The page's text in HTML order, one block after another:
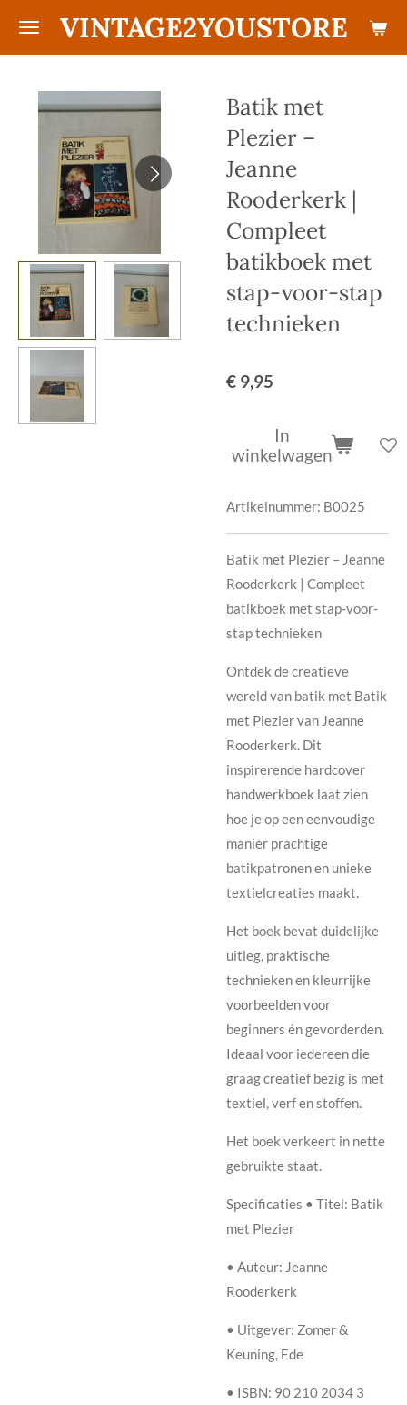
Ga
VINTAGE2YOUSTORE
Batik met
Plezier –
Jeanne
Rooderkerk |
Compleet
batikboek met
stap-voor-stap
technieken
€ 9,95
In
winkelwagen
Artikelnummer: B0025
Batik met Plezier – Jeanne
Rooderkerk | Compleet
batikboek met stap-voor-
stap technieken
Ontdek de creatieve
wereld van batik met Batik
met Plezier van Jeanne
Rooderkerk. Dit
inspirerende hardcover
handwerkboek laat zien
hoe je op een eenvoudige
manier prachtige
batikpatronen en unieke
textielcreaties maakt.
Het boek bevat duidelijke
uitleg, praktische
technieken en kleurrijke
voorbeelden voor
beginners én gevorderden.
Ideaal voor iedereen die
graag creatief bezig is met
textiel, verf en stoffen.
Het boek verkeert in nette
gebruikte staat.
Specificaties • Titel: Batik
met Plezier
• Auteur: Jeanne
Rooderkerk
• Uitgever: Zomer &
Keuning, Ede
• ISBN: 90 210 2034 3